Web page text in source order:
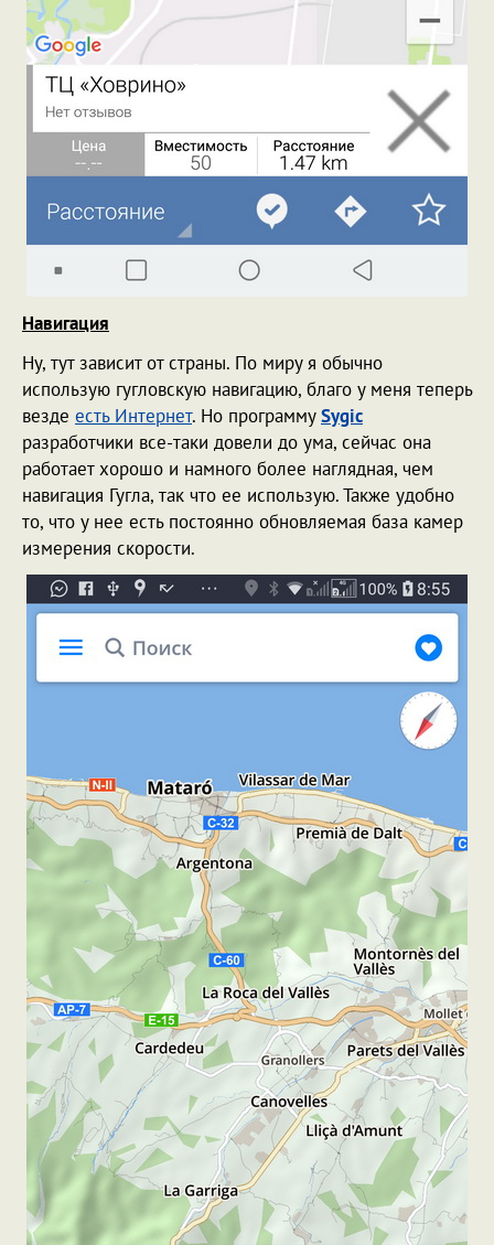
Навигация
Ну, тут зависит от страны. По миру я обычно
использую гугловскую навигацию, благо у меня теперь
везде есть Интернет. Но программуSygic
разработчики все-таки довели до ума, сейчас она
работает хорошо и намного более наглядная, чем
навигация Гугла, так что ее использую. Также удобно
то, что у нее есть постоянно обновляемая база камер
измерения скорости.